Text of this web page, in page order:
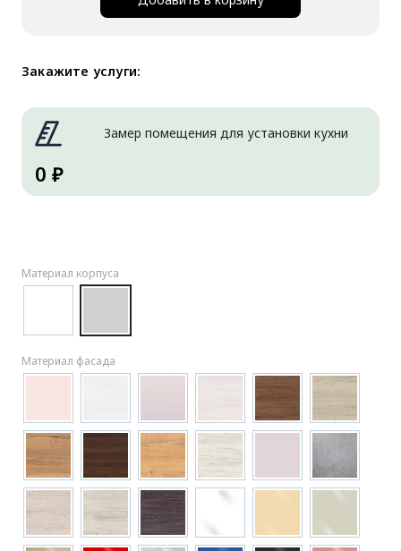
Закажите услуги:
Замер помещения для установки кухни
0 ₽
Материал корпуса
Материал фасада